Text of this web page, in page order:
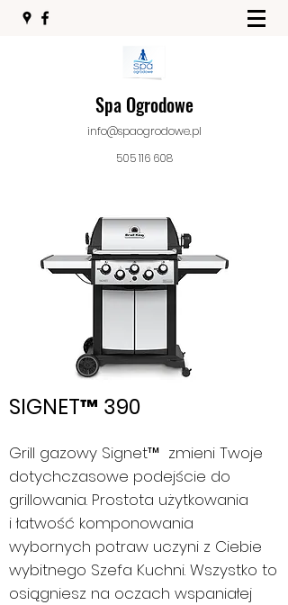
Spa Ogrodowe
info@spaogrodowe.pl
505 116 608
SIGNET™ 390
Grill gazowy Signet™ zmieni Twoje
dotychczasowe podejście do
grillowania. Prostota użytkowania
i łatwość komponowania
wybornych potraw uczyni z Ciebie
wybitnego Szefa Kuchni. Wszystko to
osiągniesz na oczach wspaniałej